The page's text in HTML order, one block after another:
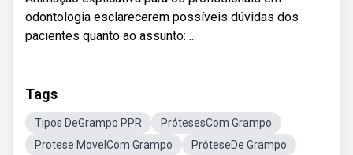
odontologia esclarecerem possíveis dúvidas dos
pacientes quanto ao assunto: ...
Tags
Tipos DeGrampo PPR
PrótesesCom Grampo
Protese MovelCom Grampo
PróteseDe Grampo